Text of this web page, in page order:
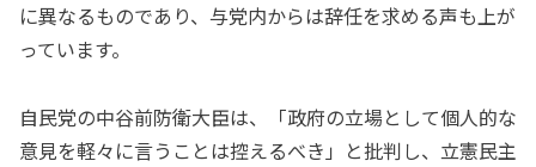
に異なるものであり、与党内からは辞任を求める声も上が
っています。
自民党の中谷前防衛大臣は、「政府の立場として個人的な
意見を軽々に言うことは控えるべき」と批判し、立憲民主